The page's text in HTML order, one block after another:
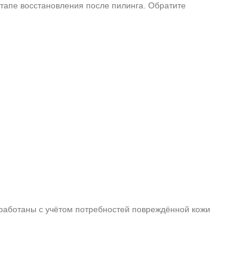
восстановления после пилинга. Обратите
с учётом потребностей повреждённой кожи